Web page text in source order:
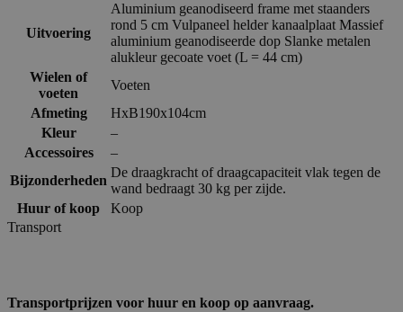
Uitvoering
Aluminium geanodiseerd frame met staanders
rond 5 cm Vulpaneel helder kanaalplaat Massief
aluminium geanodiseerde dop Slanke metalen
alukleur gecoate voet (L = 44 cm)
Wielen of
voeten
Voeten
Afmeting
HxB190x104cm
Kleur
–
Accessoires
–
Bijzonderheden
De draagkracht of draagcapaciteit vlak tegen de
wand bedraagt 30 kg per zijde.
Huur of koop
Koop
Transport
Transportprijzen voor huur en koop op aanvraag.